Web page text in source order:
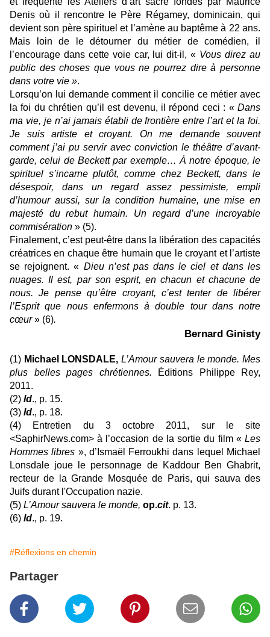
Denis où il rencontre le Père Régamey, dominicain, qui
devient son père spirituel et l’amène au baptême à 22 ans.
Mais loin de le détourner du métier de comédien, il
l’encourage dans cette voie car, lui dit-il, « Vous direz au
public des choses que vous ne pourrez dire à personne
dans votre vie ».
Lorsqu’on lui demande comment il concilie ce métier avec
la foi du chrétien qu’il est devenu, il répond ceci : « Dans
ma vie, je n’ai jamais établi de frontière entre l’art et la foi.
Je suis artiste et croyant. On me demande souvent
comment j’ai pu servir avec conviction le théâtre d’avant-
garde, celui de Beckett par exemple… À notre époque, le
spirituel s’incarne plutôt, comme chez Beckett, dans le
désespoir, dans un regard assez pessimiste, empli
d’humour aussi, sur la condition humaine, une mise en
majesté du rebut humain. Un regard d’une incroyable
commisération » (5).
Finalement, c’est peut-être dans la libération des capacités
créatrices en chaque être humain que le croyant et l’artiste
se rejoignent. « Dieu n’est pas dans le ciel et dans les
nuages. Il est, par son esprit, en chacun et chacune de
nous. Je pense qu’être croyant, c’est tenter de libérer
l’Esprit que nous enfermons à double tour dans notre
cœur» (6).
Bernard Ginisty
(1) Michael LONSDALE, L’Amour sauvera le monde. Mes
plus belles pages chrétiennes.
Éditions Philippe Rey,
2011.
(2) Id., p. 15.
(3) Id., p. 18.
(4) Entretien du 3 octobre 2011, sur le site
<SaphirNews.com> à l’occasion de la sortie du film « Les
Hommes libres », d’Ismaël Ferroukhi dans lequel Michael
Lonsdale joue le personnage de Kaddour Ben Ghabrit,
recteur de la Grande Mosquée de Paris, qui sauva des
Juifs durant l'Occupation nazie.
(5) L’Amour sauvera le monde, op.cit. p. 13.
(6) Id., p. 19.
#Réflexions en chemin
Partager